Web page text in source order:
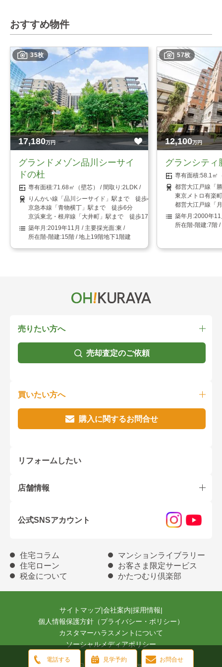
電話する 見学予約 お問合せ
おすすめ物件
35枚
17,180万円
グランドメゾン品川シーサイ
ドの杜
71.68㎡（壁芯）
2LDK
りんかい線「品川シーサイド」駅まで 徒歩4分
京急本線「青物横丁」駅まで 徒歩6分
京浜東北・根岸線「大井町」駅まで 徒歩17分
2019年11月
東
15階 / 地上19階地下1階建
57枚
12,100万円
グランシティ
58.1㎡
都営大江戸線「
東京メトロ有楽
都営大江戸線「
2000年11
7階 /
売りたい方へ
売却査定のご依頼
買いたい方へ
購入に関するお問合せ
リフォームしたい
店舗情報
公式SNSアカウント
住宅コラム
マンションライブラリー
住宅ローン
お客さま限定サービス
税金について
かたつむり倶楽部
サイトマップ|会社案内|採用情報|
個人情報保護方針（プライバシー・ポリシー）
カスタマーハラスメントについて
ソーシャルメディアポリシー
Copyright(C) Ohkuraya jutaku Inc. All right reserved